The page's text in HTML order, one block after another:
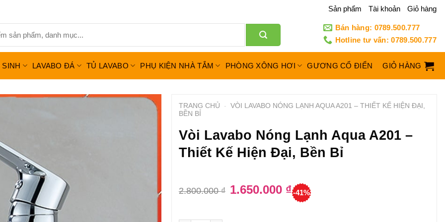
Sản phẩm Tài khoản Giỏ hàng
Bán hàng: 0789.500.777
Hotline tư vấn: 0789.500.777
SINH LAVABO ĐÁ TỦ LAVABO PHỤ KIỆN NHÀ TẮM PHÒNG XÔNG HƠI GƯƠNG CỔ ĐIỂN GIỎ HÀNG
TRANG CHỦ - VÒI LAVABO NÓNG LẠNH AQUA A201 – THIẾT KẾ HIỆN ĐẠI,
BỀN BỈ
Vòi Lavabo Nóng Lạnh Aqua A201 –
Thiết Kế Hiện Đại, Bền Bỉ
2.800.000₫ Giá
gốc
1.650.000 ₫Giá
hiện
tại
-41%